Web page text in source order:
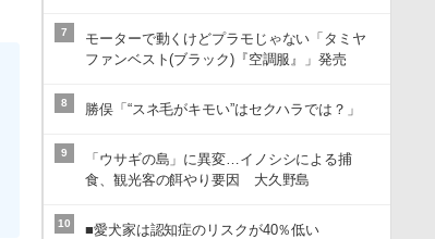
7
モーターで動くけどプラモじゃない「タミヤ
ファンベスト(ブラック)『空調服』」発売
8 勝俣「“スネ毛がキモい”はセクハラでは？」
9
「ウサギの島」に異変…イノシシによる捕
食、観光客の餌やり要因 大久野島
10 ■愛犬家は認知症のリスクが40％低い